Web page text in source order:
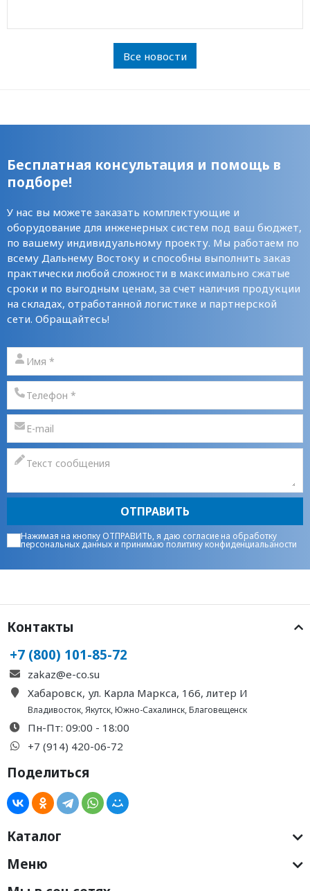
Все новости
Бесплатная консультация и помощь в
подборе!
У нас вы можете заказать комплектующие и
оборудование для инженерных систем под ваш бюджет,
по вашему индивидуальному проекту. Мы работаем по
всему Дальнему Востоку и способны выполнить заказ
практически любой сложности в максимально сжатые
сроки и по выгодным ценам, за счет наличия продукции
на складах, отработанной логистике и партнерской
сети. Обращайтесь!
ОТПРАВИТЬ
Нажимая на кнопку ОТПРАВИТЬ, я даю согласие на обработку
персональных данныхи принимаюполитику конфиденциальаности
Контакты
+7 (800) 101-85-72
zakaz@e-co.su
Хабаровск, ул. Карла Маркса, 166, литер И
Владивосток,Якутск,Южно-Сахалинск,Благовещенск
Пн-Пт: 09:00 - 18:00
+7 (914) 420-06-72
Поделиться
Каталог
Меню